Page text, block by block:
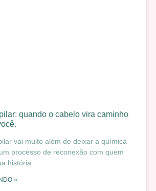
quando o cabelo vira caminho
vai muito além de deixar a química
processo de reconexão com quem
história
»